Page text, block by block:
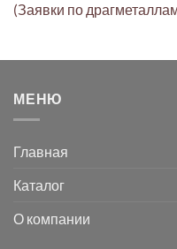
(Заявки по
МЕНЮ
Главная
Каталог
О компании